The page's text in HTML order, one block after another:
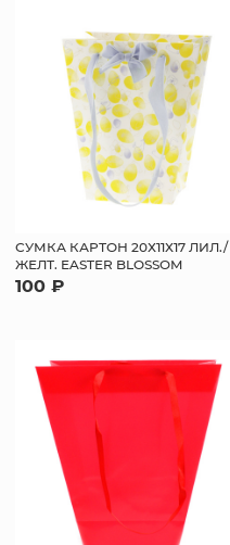
СУМКА КАРТОН 20Х11Х17 ЛИЛ./
ЖЕЛТ. EASTER BLOSSOM
100 ₽